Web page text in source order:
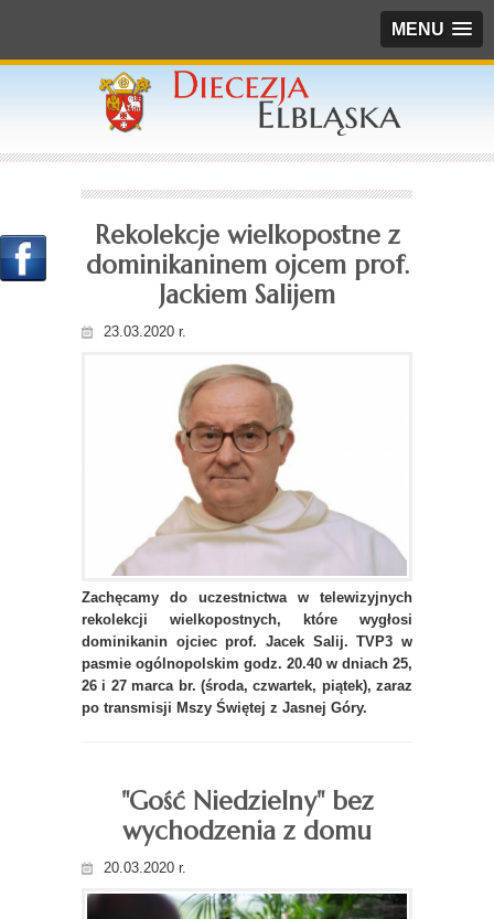
MENU
Rekolekcje wielkopostne z
dominikaninem ojcem prof.
Jackiem Salijem
23.03.2020 r.
Zachęcamy do uczestnictwa w telewizyjnych
rekolekcji wielkopostnych, które wygłosi
dominikanin ojciec prof. Jacek Salij. TVP3 w
pasmie ogólnopolskim godz. 20.40 w dniach 25,
26 i 27 marca br. (środa, czwartek, piątek), zaraz
po transmisji Mszy Świętej z Jasnej Góry.
"Gość Niedzielny" bez
wychodzenia z domu
20.03.2020 r.